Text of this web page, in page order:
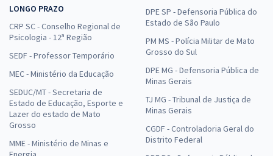
LONGO PRAZO
CRP SC - Conselho Regional de
Psicologia - 12ª Região
SEDF - Professor Temporário
MEC - Ministério da Educação
SEDUC/MT - Secretaria de
Estado de Educação, Esporte e
Lazer do estado de Mato
Grosso
MME - Ministério de Minas e
DPE SP - Defensoria Pública do
Estado de São Paulo
PM MS - Polícia Militar de Mato
Grosso do Sul
DPE MG - Defensoria Pública de
Minas Gerais
TJ MG - Tribunal de Justiça de
Minas Gerais
CGDF - Controladoria Geral do
Distrito Federal